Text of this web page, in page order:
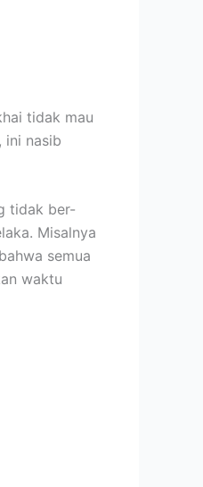
tidak mau
ini nasib
tidak ber-
Misalnya
semua
waktu